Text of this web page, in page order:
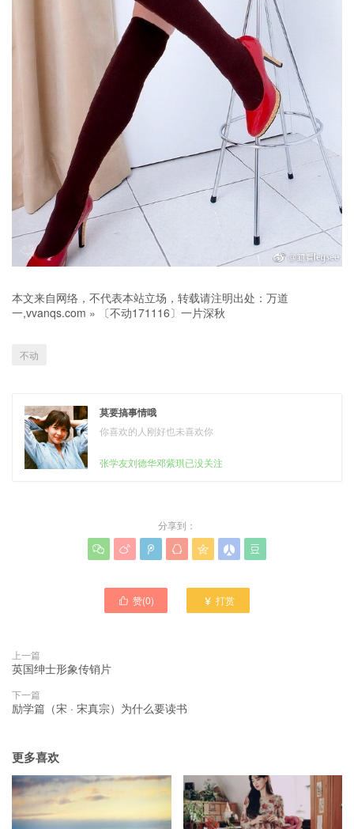
本文来自网络，不代表本站立场，转载请注明出处： 万道
一,vvanqs.com » 〔不动171116〕一片深秋
不动
莫要搞事情哦
你喜欢的人刚好也未喜欢你
张学友刘德华邓紫琪已没关注
分享到：
      
 赞(0)  打赏
上一篇
英国绅士形象传销片
下一篇
励学篇（宋 · 宋真宗）为什么要读书
更多喜欢